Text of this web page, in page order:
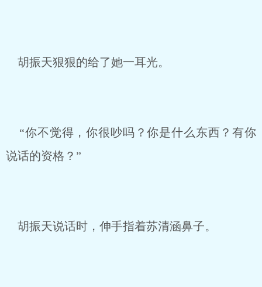
胡振天狠狠的给了她一耳光。
“你不觉得，你很吵吗？你是什么东西？有你
说话的资格？”
胡振天说话时，伸手指着苏清涵鼻子。